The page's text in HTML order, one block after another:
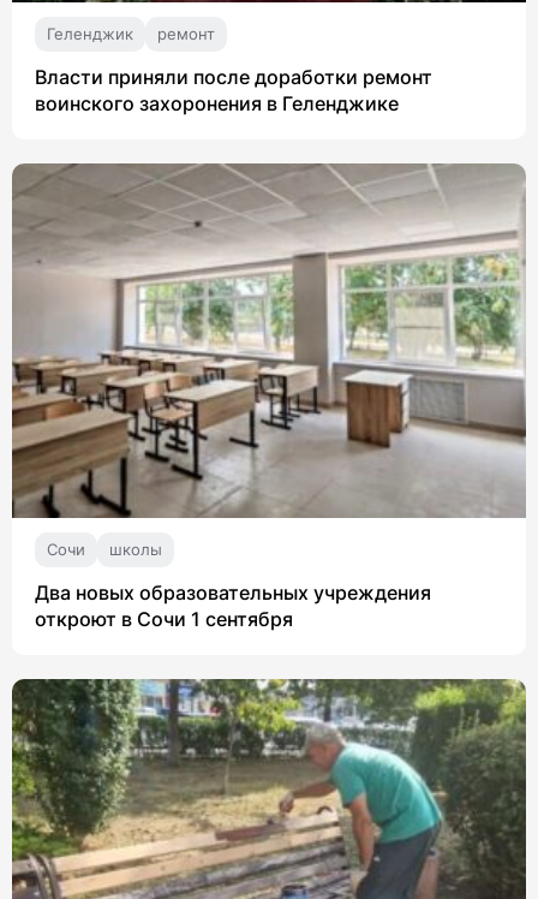
Геленджик ремонт
Власти приняли после доработки ремонт
воинского захоронения в Геленджике
Сочи школы
Два новых образовательных учреждения
откроют в Сочи 1 сентября